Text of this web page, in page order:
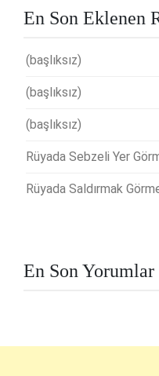
En Son Eklenen
(başlıksız)
(başlıksız)
(başlıksız)
Rüyada Sebzeli Yer
Rüyada Saldırmak
En Son Yorumlar